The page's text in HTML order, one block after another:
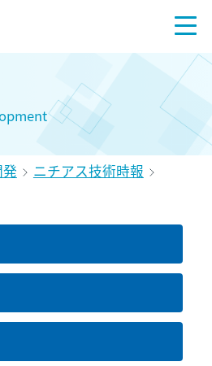
ニチアス技術時報